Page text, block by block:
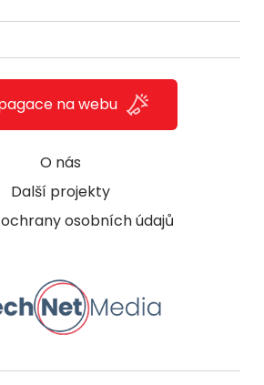
O nás
Další projekty
osobních údajů
na webu